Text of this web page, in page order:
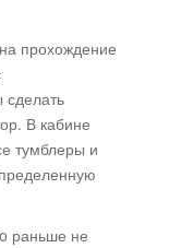
прохождение
сделать
В кабине
тумблеры и
раньше не